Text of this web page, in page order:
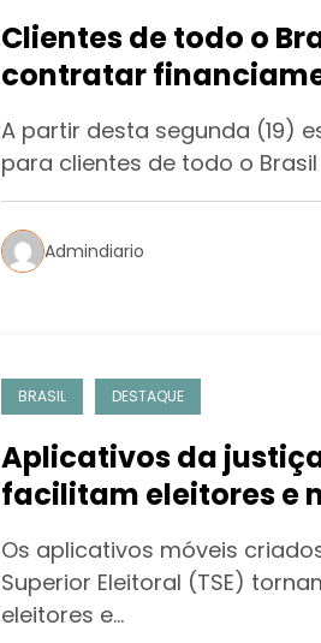
Clientes de todo o
contratar
habitacional por app
A partir desta segunda (19)
para clientes de todo o
Admindiario
BRASIL DESTAQUE
Aplicativos da
facilitam eleitores e
Os aplicativos móveis
Superior Eleitoral (TSE)
eleitores e…